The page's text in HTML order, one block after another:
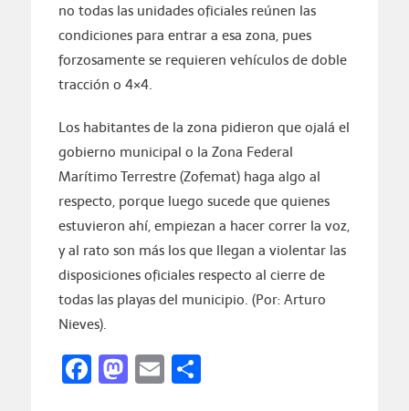
no todas las unidades oficiales reúnen las
condiciones para entrar a esa zona, pues
forzosamente se requieren vehículos de doble
tracción o 4×4.
Los habitantes de la zona pidieron que ojalá el
gobierno municipal o la Zona Federal
Marítimo Terrestre (Zofemat) haga algo al
respecto, porque luego sucede que quienes
estuvieron ahí, empiezan a hacer correr la voz,
y al rato son más los que llegan a violentar las
disposiciones oficiales respecto al cierre de
todas las playas del municipio. (Por: Arturo
Nieves).
Facebook
Mastodon
EmailCompartir